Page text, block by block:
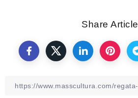
Share Article